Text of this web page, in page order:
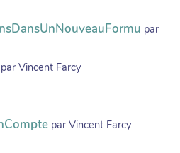
par
par Vincent Farcy
par Vincent Farcy